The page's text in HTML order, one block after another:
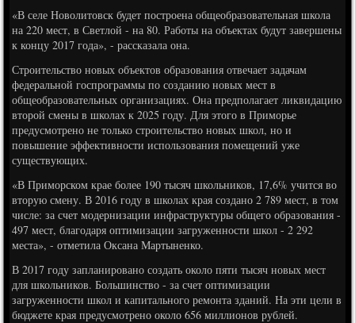
«В селе Новолитовск будет построена общеобразовательная школа
на 220 мест, в Светлой - на 80. Работы на объектах будут завершены
к концу 2017 года», - рассказала она.
Строительство новых объектов образования отвечает задачам
федеральной госпрограммы по созданию новых мест в
общеобразовательных организациях. Она предполагает ликвидацию
второй смены в школах к 2025 году. Для этого в Приморье
предусмотрено не только строительство новых школ, но и
повышение эффективности использования помещений уже
существующих.
«В Приморском крае более 190 тысяч школьников, 17,6% учится во
вторую смену. В 2016 году в школах края создано 2 789 мест, в том
числе: за счет модернизации инфраструктуры общего образования -
497 мест, благодаря оптимизации загруженности школ - 2 292
места», - отметила Оксана Мартыненко.
В 2017 году запланировано создать около пяти тысяч новых мест
для школьников. Большинство - за счет оптимизации
загруженности школ и капитального ремонта зданий. На эти цели в
бюджете края предусмотрено около 656 миллионов рублей.